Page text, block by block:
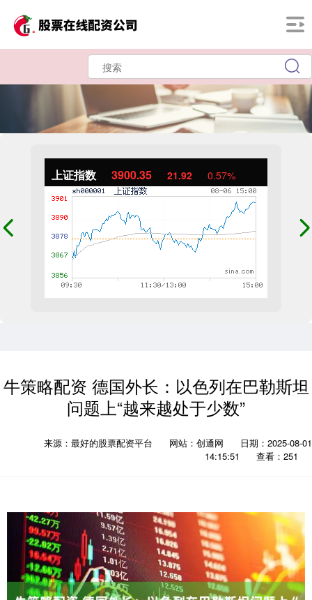
上证指数 3900.35 21.92 0.57%
牛策略配资 德国外长：以色列在巴勒斯坦
问题上“越来越处于少数”
来源：最好的股票配资平台 网站：创通网
日期：2025-08-01
14:15:51
查看：251